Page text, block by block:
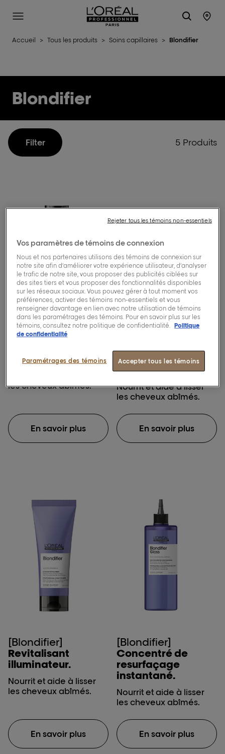
L'Oréal Professionnel Paris
Site Menu
Accueil > Tous les produits > Soins capillaires > Blondifier
Blondifier
Filter 5 Produits
Shampooing .
les cheveux abîmés.
En savoir plus
[Blondifier]
Masque nutritif et
illuminateur.
Nourrit et aide à lisser
les cheveux abîmés.
En savoir plus
[Blondifier]
Revitalisant
illuminateur.
Nourrit et aide à lisser
les cheveux abîmés.
En savoir plus
[Blondifier]
Concentré de
resurfaçage
instantané.
Nourrit et aide à lisser
les cheveux abîmés.
En savoir plus
Vos paramètres de témoins de connexion
Nous et nos partenaires utilisons des témoins de connexion sur
notre site afin d’améliorer votre expérience utilisateur, d’analyser
le trafic de notre site, vous proposer des publicités ciblées sur
des sites tiers et vous proposer des fonctionnalités disponibles
sur les réseaux sociaux. Vous pouvez gérer à tout moment vos
préférences, activer des témoins non-essentiels et vous
renseigner davantage en lien avec notre utilisation de témoins
dans les paramétrages des témoins. Pour en savoir plus sur les
témoins, consultez notre politique de confidentialité.
Politique
de confidentialité
Accepter tous les témoins
Paramétrages des témoins
Rejeter tous les témoins non-essentiels